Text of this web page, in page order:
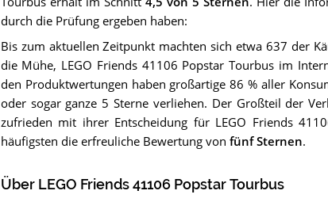
durch die Prüfung ergeben haben:
Bis zum aktuellen Zeitpunkt machten sich etwa 637 der
die Mühe, LEGO Friends 41106 Popstar Tourbus im
den Produktwertungen haben großartige 86 % aller
oder sogar ganze 5 Sterne verliehen. Der Großteil der
zufrieden mit ihrer Entscheidung für LEGO Friends
häufigsten die erfreuliche Bewertung von fünf Sternen.
Über LEGO Friends 41106 Popstar Tourbus